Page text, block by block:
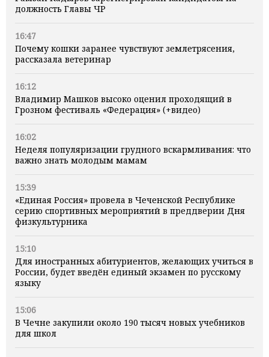
должность Главы ЧР
16:47
Почему кошки заранее чувствуют землетрясения,
рассказала ветеринар
16:12
Владимир Машков высоко оценил проходящий в
Грозном фестиваль «Федерация» (+видео)
16:02
Неделя популяризации грудного вскармливания: что
важно знать молодым мамам
15:39
«Единая Россия» провела в Чеченской Республике
серию спортивных мероприятий в преддверии Дня
физкультурника
15:10
Для иностранных абитуриентов, желающих учиться в
России, будет введён единый экзамен по русскому
языку
15:06
В Чечне закупили около 190 тысяч новых учебников
для школ